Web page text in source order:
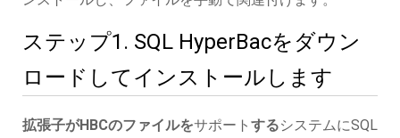
ステップ1. SQL HyperBacをダウン
ロードしてインストールします
拡張子がHBCのファイルをサポート するシステムにSQL